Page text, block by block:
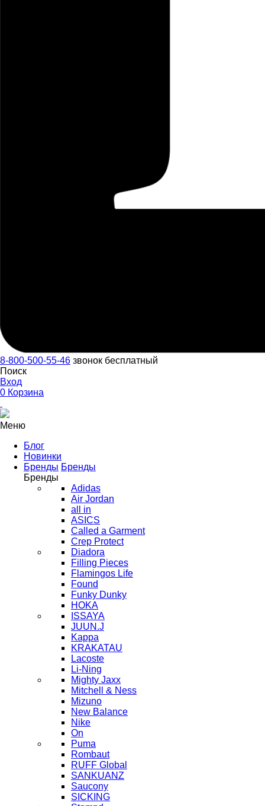
8-800-500-55-46 звонок бесплатный
Поиск
Вход
0 Корзина
Меню
Блог
Новинки
Бренды Бренды
Бренды
Adidas
Air Jordan
all in
ASICS
Called a Garment
Crep Protect
Diadora
Filling Pieces
Flamingos Life
Found
Funky Dunky
HOKA
ISSAYA
JUUN.J
Kappa
KRAKATAU
Lacoste
Li-Ning
Mighty Jaxx
Mitchell & Ness
Mizuno
New Balance
Nike
On
Puma
Rombaut
RUFF Global
SANKUANZ
Saucony
SICKING